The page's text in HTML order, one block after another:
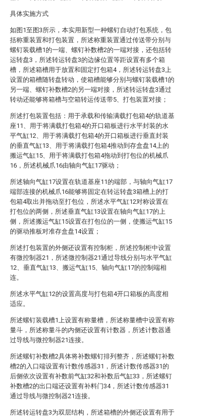
具体实施方式
如图1至图3所示，本实用新型一种螺钉自动打包系统，包
括称重装置和打包装置，所述称重装置通过传送带分别与
螺钉装载槽1的一端、螺钉补数槽2的一端对接，还包括转
运转盘3，所述转运转盘3的边缘位置等距设置有多个箱
槽，所述箱槽用于放置和固定打包箱4，所述转运转盘3上
设置的箱槽随转盘转动，使箱槽能够分别与螺钉装载槽1的
另一端、螺钉补数槽2的另一端对接，所述转运转盘3通过
转动还能够将箱槽与空箱转运传送带5、打包装置对接；
所述打包装置包括：用于承载和传输满载打包箱4的轨道基
座11、用于将满载打包箱4的开口箱板进行水平封装的水
平气缸12、用于将满载打包箱4的开口箱板进行垂直封装
的垂直气缸13、用于将满载打包箱4推动到存盒盘14上的
搬运气缸15、用于将满载打包箱4拖动到打包位的机械爪
16，所述机械爪16由轴向气缸17驱动；
所述轴向气缸17设置在轨道基座11的端部，与轴向气缸17
端部连接的机械爪16能够将固定在转运转盘3箱槽上的打
包箱4取出并拖动至打包位，所述水平气缸12对称设置在
打包位的两侧，所述垂直气缸13设置在轴向气缸17的上
侧，所述搬运气缸15设置在打包位的一侧，使搬运气缸15
的驱动推板对准存盒盘14设置；
所述打包装置的外侧还设置有控制柜，所述控制柜中设置
有微控制器21，所述微控制器21通过导线分别与水平气缸
12、垂直气缸13、搬运气缸15、轴向气缸17的控制端相
连。
所述水平气缸12的设置高度与打包箱4开口箱板的高度相
适应。
所述螺钉装载槽1上设置有称量槽，所述称量槽中设置有称
量斗，所述称量斗的内侧还设置有计数器，所述计数器通
过导线与微控制器21连接。
所述螺钉补数槽2具体将补数螺钉排列整齐，所述螺钉补数
槽2的入口端设置有计数传感器31，所述计数传感器31的
后侧依次设置有补数前气缸32和补数后气缸33，所述螺钉
补数槽2的出口端还设置有补料门34，所述计数传感器31
通过导线与微控制器21连接。
所述转运转盘3为双层结构，所述箱槽的外侧还设置有用于